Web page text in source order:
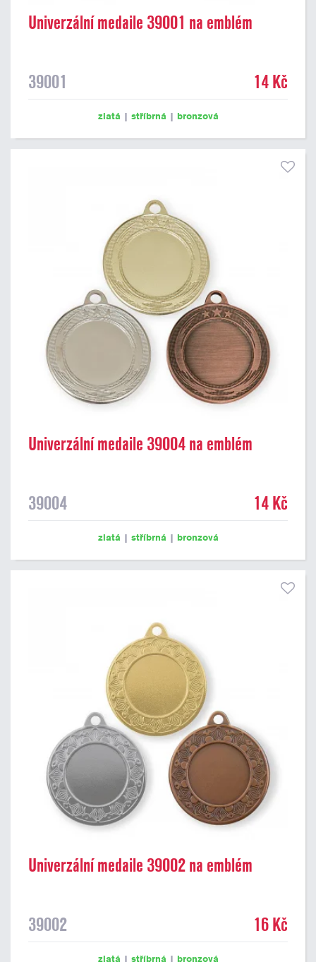
Univerzální medaile 39001 na emblém
39001 14 Kč
zlatá | stříbrná | bronzová
Univerzální medaile 39004 na emblém
39004 14 Kč
zlatá | stříbrná | bronzová
Univerzální medaile 39002 na emblém
39002 16 Kč
zlatá | stříbrná | bronzová